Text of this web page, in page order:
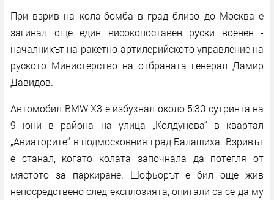
При взрив на кола-бомба в град близо до Москва е
загинал още един високопоставен руски военен -
началникът на ракетно-артилерийското управление на
руското Министерство на отбраната генерал Дамир
Давидов.
Автомобил BMW X3 е избухнал около 5:30 сутринта на
9 юни в района на улица „Колдунова“ в квартал
„Авиаторите“ в подмосковния град Балашиха. Взривът
е станал, когато колата започнала да потегля от
мястото за паркиране. Шофьорът е бил още жив
непосредствено след експлозията, опитали са се да му